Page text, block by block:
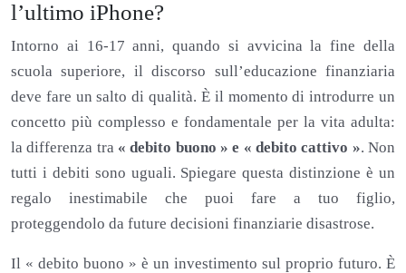
l’ultimo iPhone?
Intorno ai 16-17 anni, quando si avvicina la fine della
scuola superiore, il discorso sull’educazione finanziaria
deve fare un salto di qualità. È il momento di introdurre un
concetto più complesso e fondamentale per la vita adulta:
la differenza tra « debito buono » e « debito cattivo ». Non
tutti i debiti sono uguali. Spiegare questa distinzione è un
regalo inestimabile che puoi fare a tuo figlio,
proteggendolo da future decisioni finanziarie disastrose.
Il « debito buono » è un investimento sul proprio futuro. È